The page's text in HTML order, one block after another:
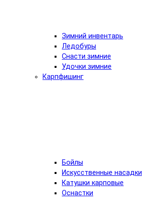
Зимний инвентарь
Ледобуры
Снасти зимние
Удочки зимние
Карпфишинг
Бойлы
Искусственные насадки
Катушки карповые
Оснастки